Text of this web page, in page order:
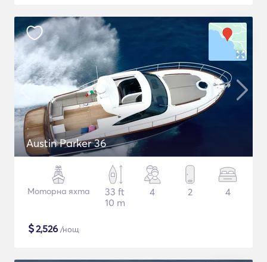
Austin Parker 36
Моторна яхта
33 ft
10 m
4 2 4
$2,526 /нощ